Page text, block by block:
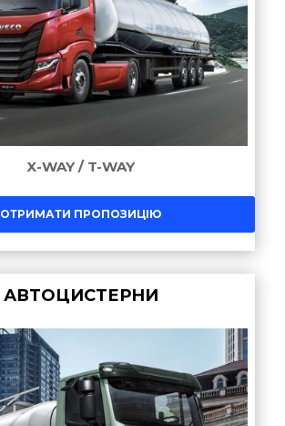
X-WAY / T-WAY
ОТРИМАТИ ПРОПОЗИЦІЮ
АВТОЦИСТЕРНИ